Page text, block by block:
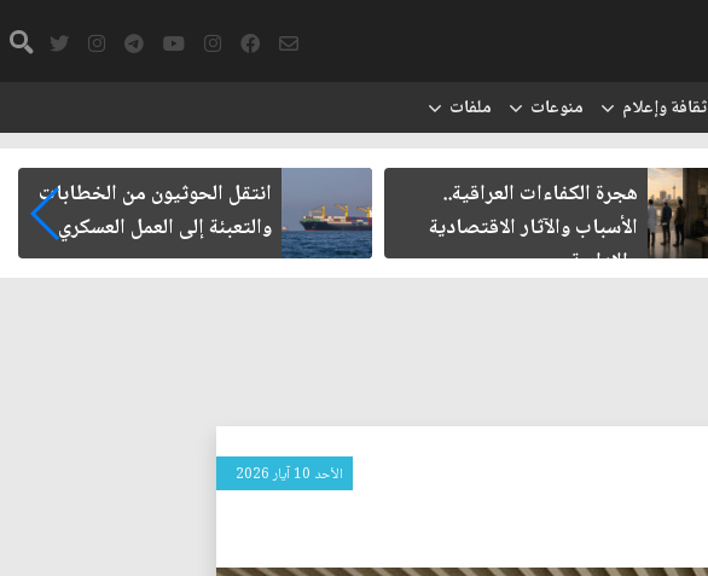
ثقافة وإعلام منوعات ملفات
هجرة الكفاءات العراقية..
الأسباب والآثار الاقتصادية
والإدارية
انتقل الحوثيون من الخطابات
والتعبئة إلى العمل العسكري
الأحد 10 آيار 2026